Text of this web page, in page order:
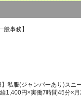
般事務】
】私服(ジャンパーあり)スニ
1,400円×実働7時間45分×月